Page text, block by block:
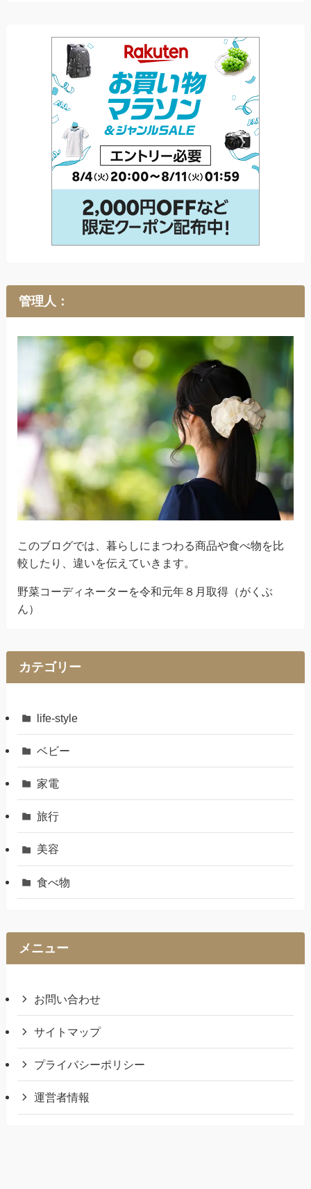
管理人：
このブログでは、暮らしにまつわる商品や食べ物を比
較したり、違いを伝えていきます。
野菜コーディネーターを令和元年８月取得（がくぶ
ん）
カテゴリー
life-style
ベビー
家電
旅行
美容
食べ物
メニュー
お問い合わせ
サイトマップ
プライバシーポリシー
運営者情報